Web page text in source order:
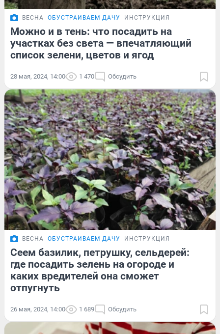
ВЕСНА ОБУСТРАИВАЕМ ДАЧУ ИНСТРУКЦИЯ
Можно и в тень: что посадить на
участках без света — впечатляющий
список зелени, цветов и ягод
28 мая, 2024, 14:00 1 470 Обсудить
ВЕСНА ОБУСТРАИВАЕМ ДАЧУ ИНСТРУКЦИЯ
Сеем базилик, петрушку, сельдерей:
где посадить зелень на огороде и
каких вредителей она сможет
отпугнуть
26 мая, 2024, 14:00 1 689 Обсудить